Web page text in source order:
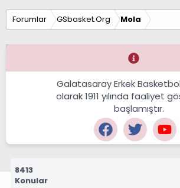
Forumlar GSbasket.Org Mola
Galatasaray Erkek Basketbol
olarak 1911 yılında faaliyet
başlamıştır.
8413
Konular